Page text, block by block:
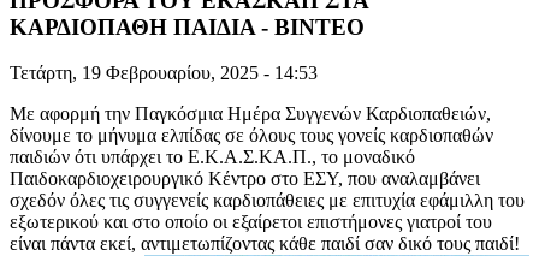
ΚΑΡΔΙΟΠΑΘΗ ΠΑΙΔΙΑ - ΒΙΝΤΕΟ
Τετάρτη, 19 Φεβρουαρίου, 2025 - 14:53
Με αφορμή την Παγκόσμια Ημέρα Συγγενών Καρδιοπαθειών,
δίνουμε το μήνυμα ελπίδας σε όλους τους γονείς καρδιοπαθών
παιδιών ότι υπάρχει το Ε.Κ.Α.Σ.ΚΑ.Π., το μοναδικό
Παιδοκαρδιοχειρουργικό Κέντρο στο ΕΣΥ, που αναλαμβάνει
σχεδόν όλες τις συγγενείς καρδιοπάθειες με επιτυχία εφάμιλλη του
εξωτερικού και στο οποίο οι εξαίρετοι επιστήμονες γιατροί του
είναι πάντα εκεί, αντιμετωπίζοντας κάθε παιδί σαν δικό τους παιδί!